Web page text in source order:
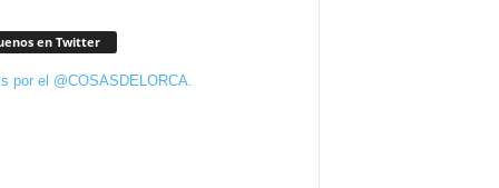
en Twitter
por el @COSASDELORCA.